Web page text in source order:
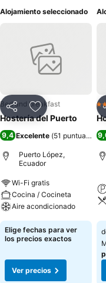
Alojamiento seleccionado
CompartirAgregar a
Bed and breakfast
Hostería del Puerto
9,4 Excelente (51
Puerto López,
Ecuador
Wi-Fi gratis
Cocina / Cocineta
Aire acondicionado
Elige fechas para ver
los precios exactos
Ver precios
3